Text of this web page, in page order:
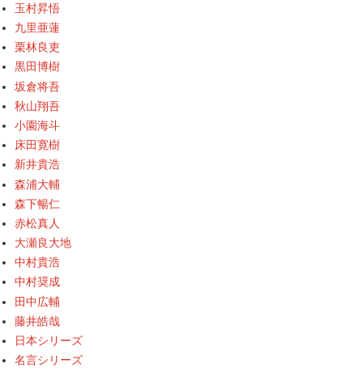
玉村昇悟
九里亜蓮
栗林良吏
黒田博樹
坂倉将吾
秋山翔吾
小園海斗
床田寛樹
新井貴浩
森浦大輔
森下暢仁
赤松真人
大瀬良大地
中村貴浩
中村奨成
田中広輔
藤井皓哉
日本シリーズ
名言シリーズ